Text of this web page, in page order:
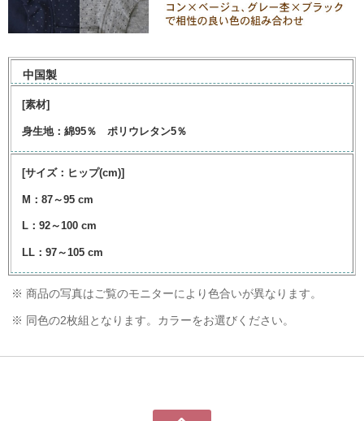
中国製
[素材]
身生地：綿95％ ポリウレタン5％
[サイズ：ヒップ(cm)]
M：87～95 cm
L：92～100 cm
LL：97～105 cm
※ 商品の写真はご覧のモニターにより色合いが異なります。
※ 同色の2枚組となります。カラーをお選びください。